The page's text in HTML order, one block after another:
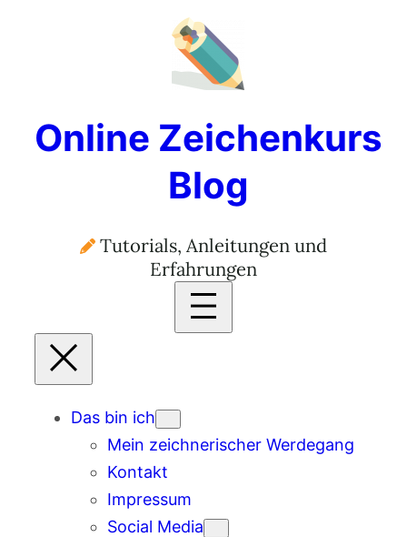
Online Zeichenkurs
Blog
Tutorials, Anleitungen und
Erfahrungen
Das bin ich
Mein zeichnerischer Werdegang
Kontakt
Impressum
Social Media